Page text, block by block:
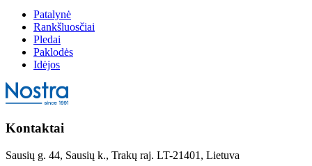
Patalynė
Rankšluosčiai
Pledai
Paklodės
Idėjos
Kontaktai
Sausių g. 44, Sausių k., Trakų raj. LT-21401, Lietuva